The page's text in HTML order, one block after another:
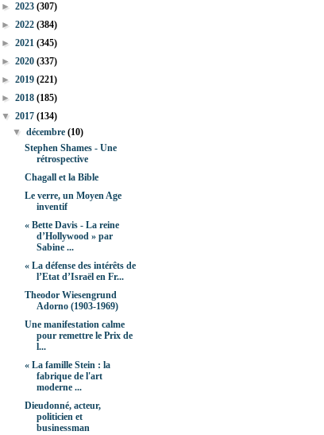
► 2023 (307)
► 2022 (384)
► 2021 (345)
► 2020 (337)
► 2019 (221)
► 2018 (185)
▼ 2017 (134)
▼décembre(10)
Stephen Shames - Une
rétrospective
Chagall et la Bible
Le verre, un Moyen Age
inventif
« Bette Davis - La reine
d’Hollywood » par
Sabine ...
« La défense des intérêts de
l’Etat d’Israël en Fr...
Theodor Wiesengrund
Adorno (1903-1969)
Une manifestation calme
pour remettre le Prix de
l...
« La famille Stein : la
fabrique de l'art
moderne ...
Dieudonné, acteur,
politicien et
businessman